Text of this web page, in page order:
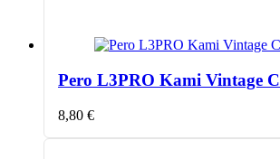
Pero L3PRO Kami Vintage C
8,80 €